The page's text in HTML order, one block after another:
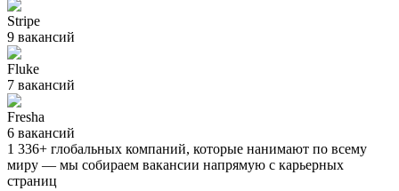
Stripe
9 вакансий
Fluke
7 вакансий
Fresha
6 вакансий
1 336+ глобальных компаний, которые нанимают по всему
миру — мы собираем вакансии напрямую с карьерных
страниц